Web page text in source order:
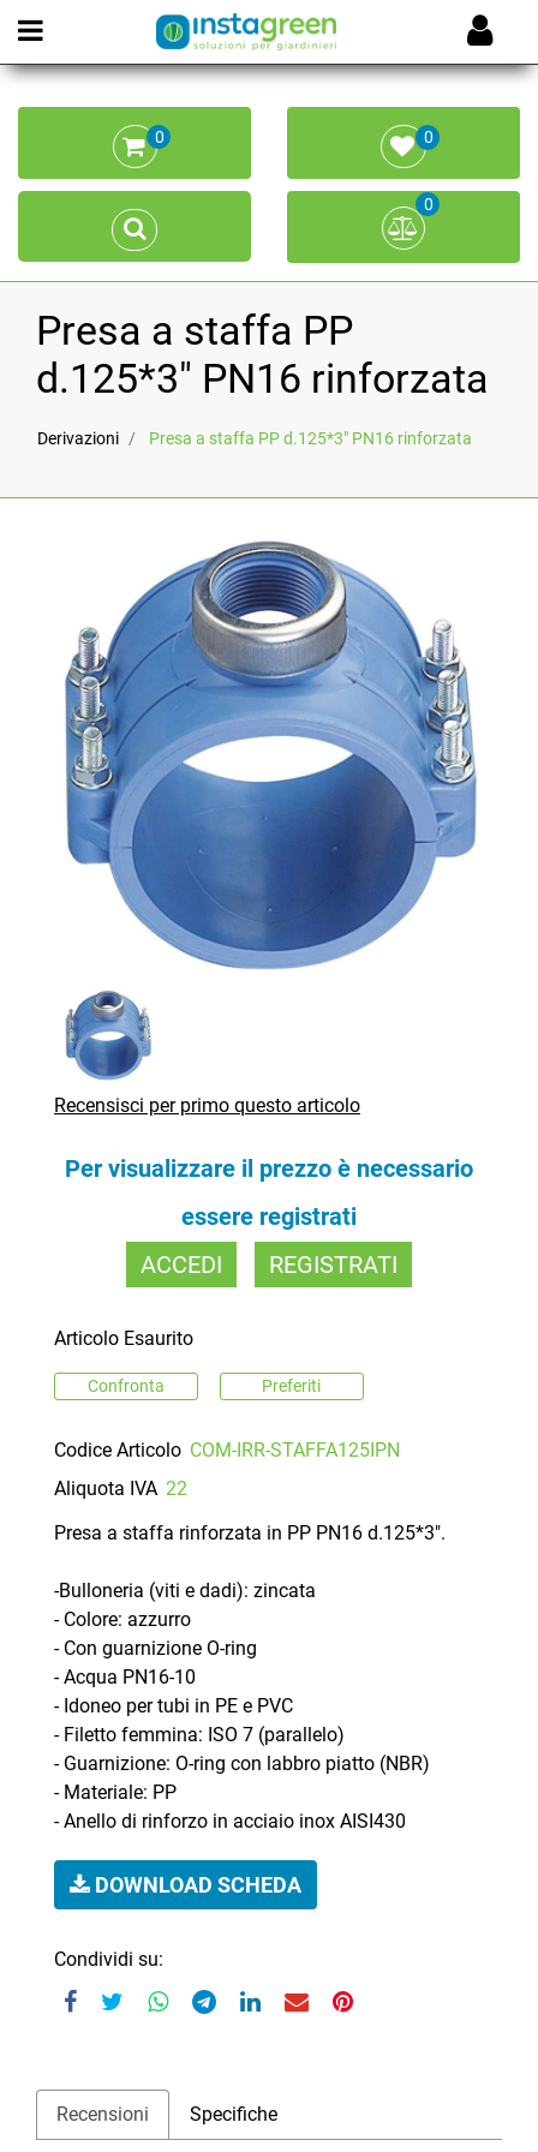
Open menu
0 0
0
Presa a staffa PP
d.125*3" PN16 rinforzata
Derivazioni Presa a staffa PP d.125*3" PN16 rinforzata
Recensisci per primo questo articolo
Per visualizzare il prezzo è necessario
essere registrati
ACCEDI
REGISTRATI
Articolo Esaurito
Confronta Preferiti
Codice Articolo COM-IRR-STAFFA125IPN
Aliquota IVA 22
Presa a staffa rinforzata in PP PN16 d.125*3".
-Bulloneria (viti e dadi): zincata
- Colore: azzurro
- Con guarnizione O-ring
- Acqua PN16-10
- Idoneo per tubi in PE e PVC
- Filetto femmina: ISO 7 (parallelo)
- Guarnizione: O-ring con labbro piatto (NBR)
- Materiale: PP
- Anello di rinforzo in acciaio inox AISI430
DOWNLOAD SCHEDA
Condividi su:
Recensioni Specifiche